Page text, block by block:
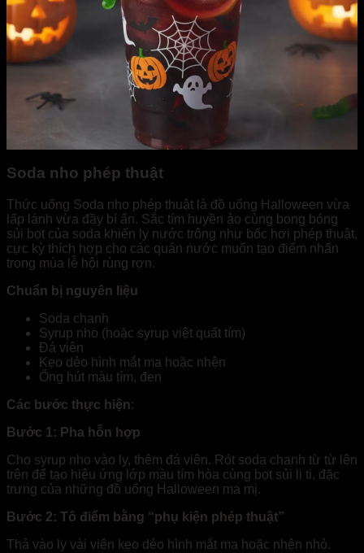
Soda nho phép thuật
Thức uống Soda nho phép thuật là đồ uống Halloween vừa
lấp lánh vừa đầy bí ẩn. Sắc tím huyền ảo cùng bong bóng
sủi bọt của soda khiến ly nước trông như bốc hơi phép thuật,
cực kỳ thích hợp cho các quán nước muốn tạo điểm nhấn
trong mùa lễ hội rùng rợn.
Chuẩn bị nguyên liệu
Soda chanh
Syrup nho (hoặc syrup việt quất tím)
Đá viên
Kẹo dẻo hình mắt ma hoặc nhện
Ống hút màu tím, đen
Các bước thực hiện:
Bước 1: Pha hỗn hợp
Cho syrup nho vào ly, thêm đá viên. Rót soda chanh từ từ lên
trên để tạo hiệu ứng lớp màu tím hòa cùng bọt sủi li ti, đặc
trưng của những đồ uống Halloween ma mị.
Bước 2: Tô điểm bằng “phụ kiện phép thuật”
Thả vào ly vài viên kẹo dẻo hình mắt ma hoặc nhện nhỏ.